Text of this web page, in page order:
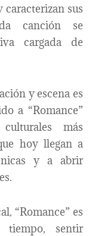
sus
canción se
cargada de
y escena es
a “Romance”
más
hoy llegan a
y a abrir
“Romance” es
sentir